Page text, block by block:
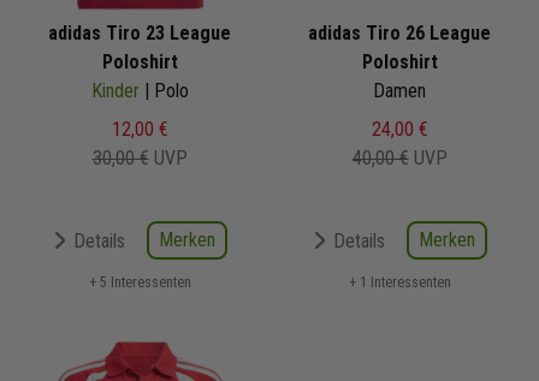
adidas Tiro 23 League
Poloshirt
Kinder | Polo
12,00 €
30,00 € UVP
Details Merken
+ 5 Interessenten
adidas Tiro 26 League
Poloshirt
Damen
24,00 €
40,00 € UVP
Details Merken
+ 1 Interessenten